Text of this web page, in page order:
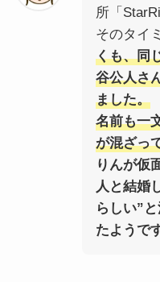
所「
そのタイ
くも、同
谷公人さ
ました。
名前も一
が混ざっ
りんが仮
人と結婚
らしい”
たようで